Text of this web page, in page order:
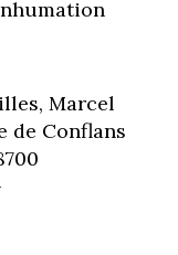
Marcel
de Conflans